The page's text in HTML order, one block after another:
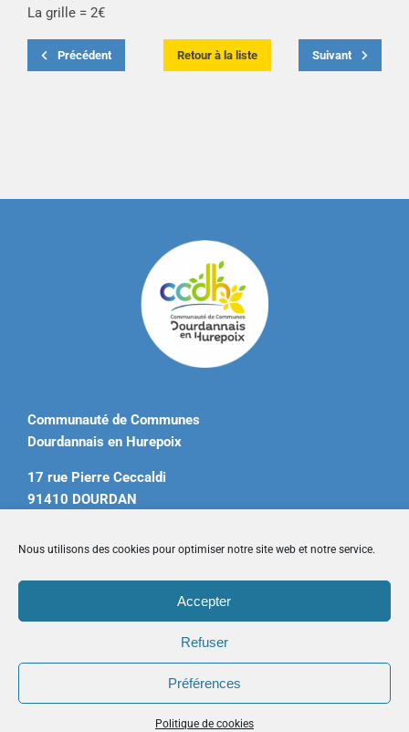
Nous utilisons des cookies pour optimiser notre site web et notre service.
Accepter
Refuser
Préférences
Politique de cookies
La grille = 2€
Précédent Retour à la liste Suivant
Communauté de Communes
Dourdannais en Hurepoix
17 rue Pierre Ceccaldi
91410 DOURDAN
contact@ccdourdannais.com
Accueil|Plan du site|Mentions légales|Contactez-nous
Copyright © 2026 CCDH. Tous droits réservés.